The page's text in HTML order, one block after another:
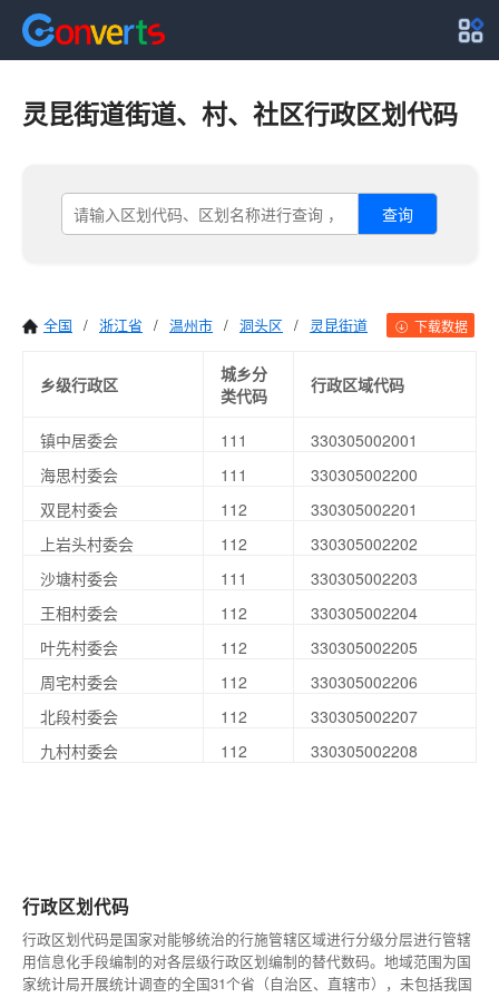
灵昆街道街道、村、社区行政区划代码
查询
全国 / 浙江省 / 温州市 / 洞头区 / 灵昆街道 下载数据
乡级行政区
城乡分
类代码
行政区域代码
镇中居委会 111
330305002001
海思村委会
111
330305002200
双昆村委会
112
330305002201
上岩头村委会
112
330305002202
沙塘村委会
111
330305002203
王相村委会
112
330305002204
叶先村委会
112
330305002205
周宅村委会
112
330305002206
北段村委会
112
330305002207
九村村委会
112 330305002208
行政区划代码
行政区划代码是国家对能够统治的行施管辖区域进行分级分层进行管辖
用信息化手段编制的对各层级行政区划编制的替代数码。地域范围为国
家统计局开展统计调查的全国31个省（自治区、直辖市），未包括我国